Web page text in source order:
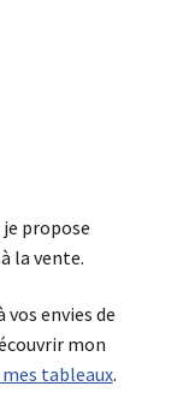
je propose
à la vente.
vos envies de
mon
tableaux.